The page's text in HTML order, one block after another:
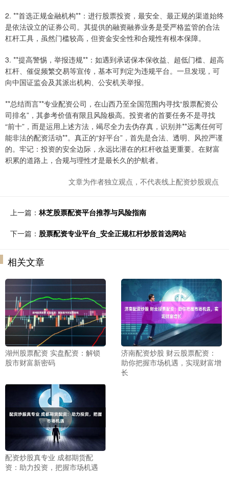
2. **首选正规金融机构**：进行股票投资，最安全、最正规的渠道始终
是依法设立的证券公司。其提供的融资融券业务是受严格监管的合法
杠杆工具，虽然门槛较高，但资金安全性和合规性有根本保障。
3. **提高警惕，举报违规**：如遇到承诺保本保收益、超低门槛、超高
杠杆、催促频繁交易等宣传，基本可判定为违规平台。一旦发现，可
向中国证监会及其派出机构、公安机关举报。
**总结而言**专业配资公司，在山西乃至全国范围内寻找“股票配资公
司排名”，其参考价值有限且风险极高。投资者的首要任务不是寻找
“前十”，而是运用上述方法，竭尽全力去伪存真，识别并**远离任何可
能非法的配资活动**。真正的“好平台”，首先是合法、透明、风控严谨
的。牢记：投资的安全边际，永远比潜在的杠杆收益更重要。在财富
积累的道路上，合规与理性才是最长久的护航者。
文章为作者独立观点，不代表线上配资炒股观点
上一篇： 林芝股票配资平台推荐与风险指南
下一篇： 股票配资专业平台_安全正规杠杆炒股首选网站
相关文章
湖州股票配资 实盘配资：解锁
股市财富新密码
济南配资炒股 财云股票配资：
助你把握市场机遇，实现财富增
长
配资炒股真专业 成都期货配
资：助力投资，把握市场机遇